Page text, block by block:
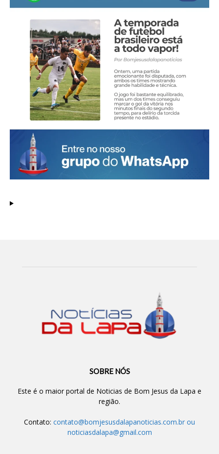
SOBRE NÓS
Este é o maior portal de Noticias de Bom Jesus da Lapa e
região.
Contato: contato@bomjesusdalapanoticias.com.br ou
noticiasdalapa@gmail.com